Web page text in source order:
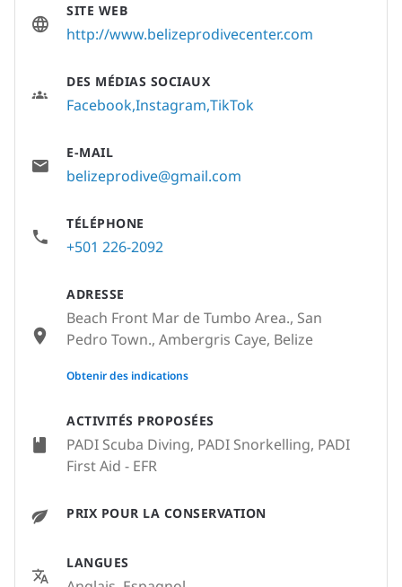
ACTIVITÉS PROPOSÉES
PADI Scuba Diving, PADI Snorkelling, PADI
First Aid - EFR
PRIX POUR LA CONSERVATION
LANGUES
SITE WEB
http://www.belizeprodivecenter.com
DES MÉDIAS SOCIAUX
FacebookInstagram TikTok
E-MAIL
belizeprodive@gmail.com
TÉLÉPHONE
+501 226-2092
ADRESSE
Beach Front Mar de Tumbo Area., San
Pedro Town., Ambergris Caye, Belize
None
Obtenir des indications